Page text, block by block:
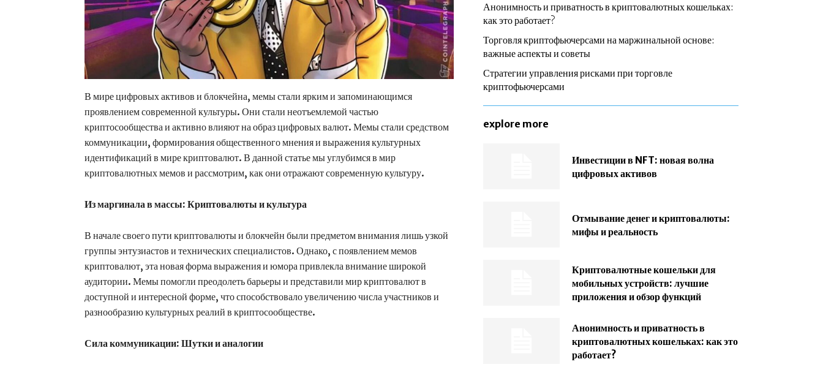
В мире цифровых активов и блокчейна, мемы стали ярким и запоминающимся
проявлением современной культуры. Они стали неотъемлемой частью
криптосообщества и активно влияют на образ цифровых валют. Мемы стали средством
коммуникации, формирования общественного мнения и выражения культурных
идентификаций в мире криптовалют. В данной статье мы углубимся в мир
криптовалютных мемов и рассмотрим, как они отражают современную культуру.
Из маргинала в массы: Криптовалюты и культура
В начале своего пути криптовалюты и блокчейн были предметом внимания лишь узкой
группы энтузиастов и технических специалистов. Однако, с появлением мемов
криптовалют, эта новая форма выражения и юмора привлекла внимание широкой
аудитории. Мемы помогли преодолеть барьеры и представили мир криптовалют в
доступной и интересной форме, что способствовало увеличению числа участников и
разнообразию культурных реалий в криптосообществе.
Сила коммуникации: Шутки и аналогии
Анонимность и приватность в криптовалютных кошельках:
как это работает?
Торговля криптофьючерсами на маржинальной основе:
важные аспекты и советы
Стратегии управления рисками при торговле
криптофьючерсами
explore more
Инвестиции в NFT: новая волна
цифровых активов
Отмывание денег и криптовалюты:
мифы и реальность
Криптовалютные кошельки для
мобильных устройств: лучшие
приложения и обзор функций
Анонимность и приватность в
криптовалютных кошельках: как это
работает?